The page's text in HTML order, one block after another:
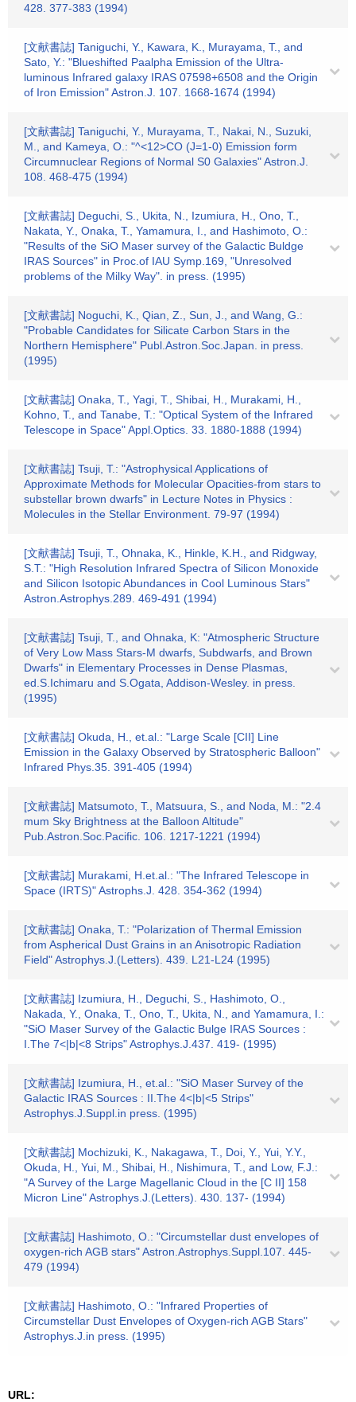
428. 377-383 (1994)
[文献書誌] Taniguchi, Y., Kawara, K., Murayama, T., and
Sato, Y.: "Blueshifted Paalpha Emission of the Ultra-
luminous Infrared galaxy IRAS 07598+6508 and the Origin
of Iron Emission" Astron.J. 107. 1668-1674 (1994)
[文献書誌] Taniguchi, Y., Murayama, T., Nakai, N., Suzuki,
M., and Kameya, O.: "^<12>CO (J=1-0) Emission form
Circumnuclear Regions of Normal S0 Galaxies" Astron.J.
108. 468-475 (1994)
[文献書誌] Deguchi, S., Ukita, N., Izumiura, H., Ono, T.,
Nakata, Y., Onaka, T., Yamamura, I., and Hashimoto, O.:
"Results of the SiO Maser survey of the Galactic Buldge
IRAS Sources" in Proc.of IAU Symp.169, "Unresolved
problems of the Milky Way". in press. (1995)
[文献書誌] Noguchi, K., Qian, Z., Sun, J., and Wang, G.:
"Probable Candidates for Silicate Carbon Stars in the
Northern Hemisphere" Publ.Astron.Soc.Japan. in press.
(1995)
[文献書誌] Onaka, T., Yagi, T., Shibai, H., Murakami, H.,
Kohno, T., and Tanabe, T.: "Optical System of the Infrared
Telescope in Space" Appl.Optics. 33. 1880-1888 (1994)
[文献書誌] Tsuji, T.: "Astrophysical Applications of
Approximate Methods for Molecular Opacities-from stars to
substellar brown dwarfs" in Lecture Notes in Physics :
Molecules in the Stellar Environment. 79-97 (1994)
[文献書誌] Tsuji, T., Ohnaka, K., Hinkle, K.H., and Ridgway,
S.T.: "High Resolution Infrared Spectra of Silicon Monoxide
and Silicon Isotopic Abundances in Cool Luminous Stars"
Astron.Astrophys.289. 469-491 (1994)
[文献書誌] Tsuji, T., and Ohnaka, K: "Atmospheric Structure
of Very Low Mass Stars-M dwarfs, Subdwarfs, and Brown
Dwarfs" in Elementary Processes in Dense Plasmas,
ed.S.Ichimaru and S.Ogata, Addison-Wesley. in press.
(1995)
[文献書誌] Okuda, H., et.al.: "Large Scale [CII] Line
Emission in the Galaxy Observed by Stratospheric Balloon"
Infrared Phys.35. 391-405 (1994)
[文献書誌] Matsumoto, T., Matsuura, S., and Noda, M.: "2.4
mum Sky Brightness at the Balloon Altitude"
Pub.Astron.Soc.Pacific. 106. 1217-1221 (1994)
[文献書誌] Murakami, H.et.al.: "The Infrared Telescope in
Space (IRTS)" Astrophs.J. 428. 354-362 (1994)
[文献書誌] Onaka, T.: "Polarization of Thermal Emission
from Aspherical Dust Grains in an Anisotropic Radiation
Field" Astrophys.J.(Letters). 439. L21-L24 (1995)
[文献書誌] Izumiura, H., Deguchi, S., Hashimoto, O.,
Nakada, Y., Onaka, T., Ono, T., Ukita, N., and Yamamura, I.:
"SiO Maser Survey of the Galactic Bulge IRAS Sources :
I.The 7<|b|<8 Strips" Astrophys.J.437. 419- (1995)
[文献書誌] Izumiura, H., et.al.: "SiO Maser Survey of the
Galactic IRAS Sources : II.The 4<|b|<5 Strips"
Astrophys.J.Suppl.in press. (1995)
[文献書誌] Mochizuki, K., Nakagawa, T., Doi, Y., Yui, Y.Y.,
Okuda, H., Yui, M., Shibai, H., Nishimura, T., and Low, F.J.:
"A Survey of the Large Magellanic Cloud in the [C II] 158
Micron Line" Astrophys.J.(Letters). 430. 137- (1994)
[文献書誌] Hashimoto, O.: "Circumstellar dust envelopes of
oxygen-rich AGB stars" Astron.Astrophys.Suppl.107. 445-
479 (1994)
[文献書誌] Hashimoto, O.: "Infrared Properties of
Circumstellar Dust Envelopes of Oxygen-rich AGB Stars"
Astrophys.J.in press. (1995)
URL: